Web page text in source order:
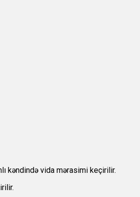
kəndində vida mərasimi keçirilir.